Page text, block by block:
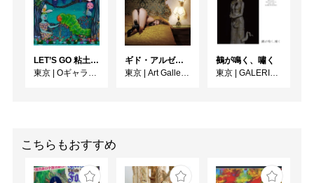
LET’S GO 粘土（クレイ）ジ−
東京 | Oギャラリー
ギド・アルゼンチーニ写真展 『女性的宇宙』
東京 | Art Gallery M84
鵺が鳴く、嘯く
東京 | GALERIE SOL
こちらもおすすめ